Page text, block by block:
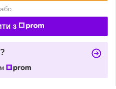
або
з